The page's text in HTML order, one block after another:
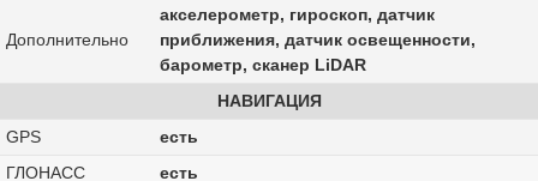
Дополнительно
акселерометр, гироскоп, датчик
приближения, датчик освещенности,
барометр, сканер LiDAR
НАВИГАЦИЯ
GPS
есть
ГЛОНАСС
есть